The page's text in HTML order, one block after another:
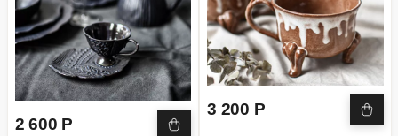
2 600 Р
3 200 Р